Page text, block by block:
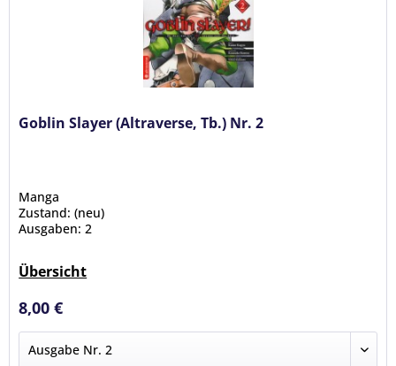
Goblin Slayer (Altraverse, Tb.) Nr. 2
Manga
Zustand: (neu)
Ausgaben: 2
Übersicht
8,00 €